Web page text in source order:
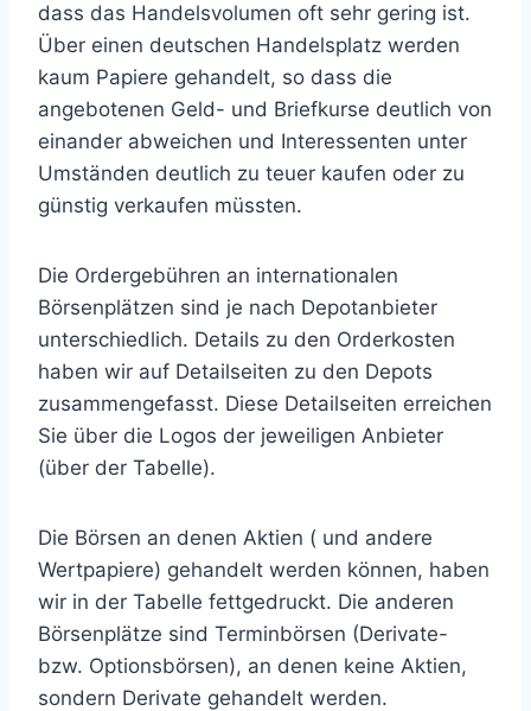
dass das Handelsvolumen oft sehr gering ist.
Über einen deutschen Handelsplatz werden
kaum Papiere gehandelt, so dass die
angebotenen Geld- und Briefkurse deutlich von
einander abweichen und Interessenten unter
Umständen deutlich zu teuer kaufen oder zu
günstig verkaufen müssten.
Die Ordergebühren an internationalen
Börsenplätzen sind je nach Depotanbieter
unterschiedlich. Details zu den Orderkosten
haben wir auf Detailseiten zu den Depots
zusammengefasst. Diese Detailseiten erreichen
Sie über die Logos der jeweiligen Anbieter
(über der Tabelle).
Die Börsen an denen Aktien ( und andere
Wertpapiere) gehandelt werden können, haben
wir in der Tabelle fettgedruckt. Die anderen
Börsenplätze sind Terminbörsen (Derivate-
bzw. Optionsbörsen), an denen keine Aktien,
sondern Derivate gehandelt werden.